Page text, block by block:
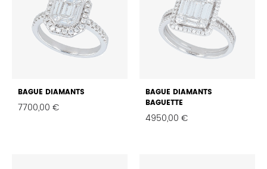
BAGUE DIAMANTS
7700,00 €
BAGUE DIAMANTS
BAGUETTE
4950,00 €